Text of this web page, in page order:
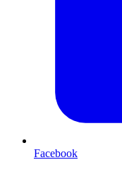
Facebook